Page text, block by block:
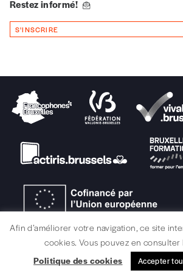
Vous renseignez vos
Vous versez le montant de
compteIBAN BE34 0010
Imag”.
: Vous pouvez choisir de
financièrement à tout moment,
avoir reçu plusieurs numéros. Ce
n’est pas indispensable. Il marque
volonté de soutenir nos activités.
NOS
Restez informé!
S'INSCRIRE
MENTIONS LÉGALES / CRÉDITS
Afin d’améliorer votre navigation, ce site
cookies. Vous pouvez en consulter
Politique des cookies
Accepter